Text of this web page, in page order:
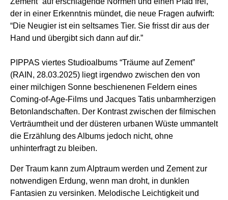
der in einer Erkenntnis mündet, die neue Fragen aufwirft:
“Die Neugier ist ein seltsames Tier. Sie frisst dir aus der
Hand und übergibt sich dann auf dir.”
PIPPAS viertes Studioalbums “Träume auf Zement”
(RAIN, 28.03.2025) liegt irgendwo zwischen den von
einer milchigen Sonne beschienenen Feldern eines
Coming-of-Age-Films und Jacques Tatis unbarmherzigen
Betonlandschaften. Der Kontrast zwischen der filmischen
Verträumtheit und der düsteren urbanen Wüste ummantelt
die Erzählung des Albums jedoch nicht, ohne
unhinterfragt zu bleiben.
Der Traum kann zum Alptraum werden und Zement zur
notwendigen Erdung, wenn man droht, in dunklen
Fantasien zu versinken. Melodische Leichtigkeit und